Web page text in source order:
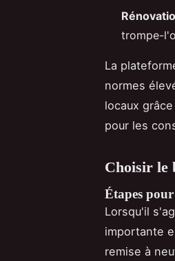
trompe-
La
normes
locaux
pour les
Choisir le
Étapes
Lorsqu'il
importante
remise à